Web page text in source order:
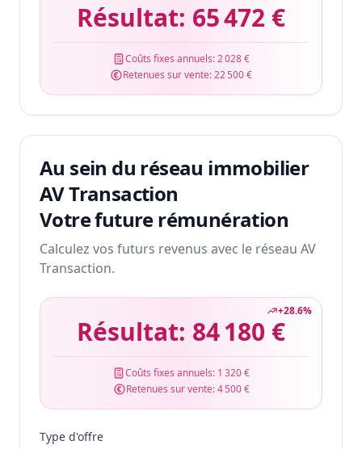
Résultat: 65 472 €
Coûts fixes annuels:2 028 €
Retenues sur vente:22 500 €
Au sein du réseau immobilier
AV Transaction
Votre future rémunération
Calculez vos futurs revenus avec le réseau AV
Transaction.
+28.6%
Résultat: 84 180 €
Coûts fixes annuels: 1 320 €
Retenues sur vente:4 500 €
Type d'offre